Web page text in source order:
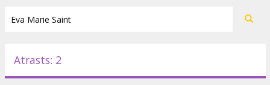
Pasākumi
Atrasts: 2